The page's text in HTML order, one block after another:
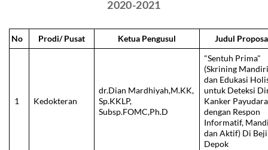
2020-2021
No Prodi/ Pusat Ketua Pengusul Judul
1 Kedokteran
dr.Dian Mardhiyah,M.KK,
Sp.KKLP,
Subsp.FOMC,Ph.D
"Sentuh Prima"
(Skrining
dan Edukasi
untuk Deteksi
Kanker Payudara
dengan Respon
Informatif,
dan Aktif) Di Beji
Depok